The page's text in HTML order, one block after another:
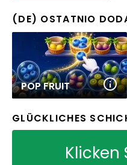
(DE) OSTATNIO
POP FRUIT
GLÜCKLICHES
Klicken